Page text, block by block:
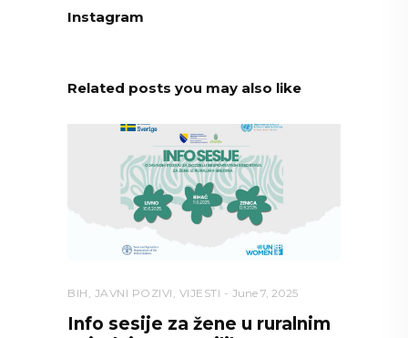
Instagram
Related posts you may also like
BIH , JAVNI POZIVI , VIJESTI June 7, 2025
Info sesije za žene u ruralnim